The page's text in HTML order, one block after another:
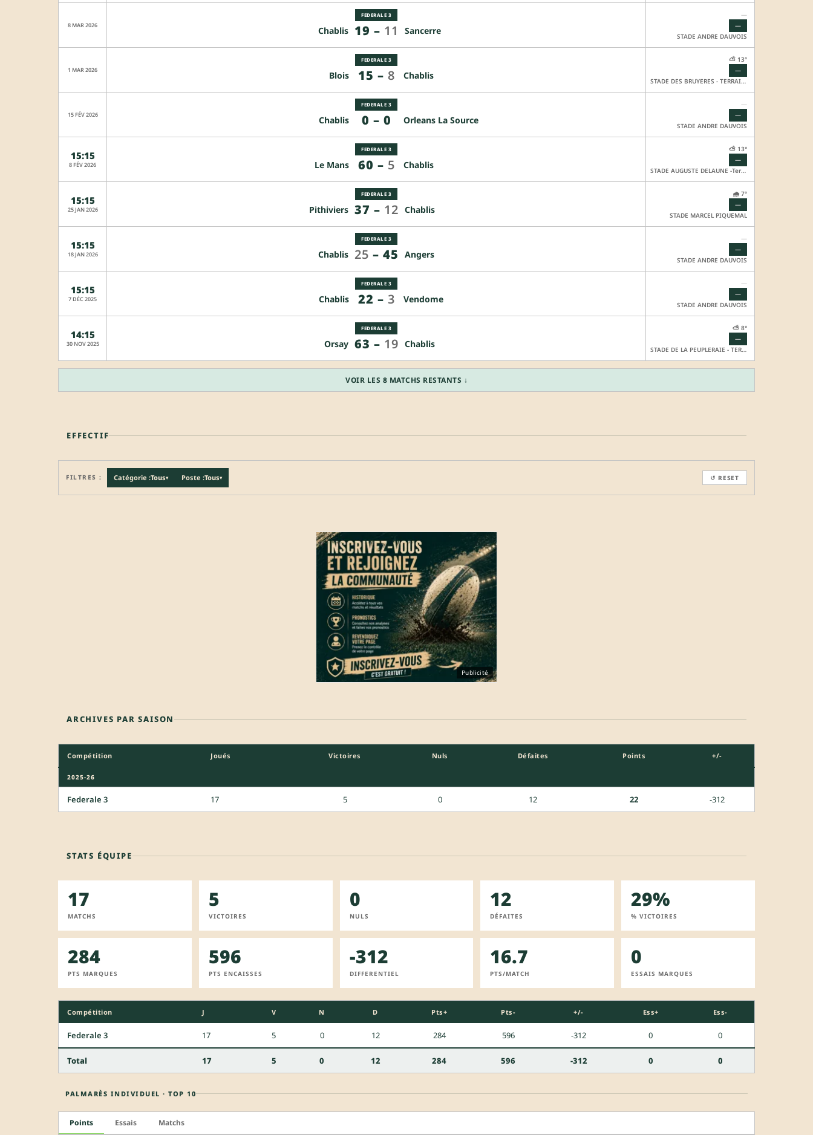
8 MAR 2026
FEDERALE 3
Chablis 19 – 11 Sancerre
—
—
STADE ANDRE DAUVOIS
1 MAR 2026
FEDERALE 3
Blois 15 – 8 Chablis
⛅ 13°
—
STADE DES BRUYERES - TERRAIN HONNEUR
15 FÉV 2026
FEDERALE 3
Chablis 0 – 0 Orleans La Source
—
—
STADE ANDRE DAUVOIS
15:15
8 FÉV 2026
FEDERALE 3
Le Mans 60 – 5 Chablis
⛅ 13°
—
STADE AUGUSTE DELAUNE -Terrain HONNEUR
15:15
25 JAN 2026
FEDERALE 3
Pithiviers 37 – 12 Chablis
🌧️ 7°
—
STADE MARCEL PIQUEMAL
15:15
18 JAN 2026
FEDERALE 3
Chablis 25 – 45 Angers
—
—
STADE ANDRE DAUVOIS
15:15
7 DÉC 2025
FEDERALE 3
Chablis 22 – 3 Vendome
—
—
STADE ANDRE DAUVOIS
14:15
30 NOV 2025
FEDERALE 3
Orsay 63 – 19 Chablis
⛅ 8°
—
STADE DE LA PEUPLERAIE - TERRAIN ANNEXE SYNTHÉTIQUE
VOIR LES 8 MATCHS RESTANTS ↓
EFFECTIF
FILTRES : Catégorie :Tous▾ Poste :Tous▾ ↺ RESET
Publicité
ARCHIVES PAR SAISON
Compétition Joués Victoires Nuls Défaites Points +/-
2025-26
Federale 3 17 5 0 12 22 -312
STATS ÉQUIPE
17
MATCHS
5
VICTOIRES
0
NULS
12
DÉFAITES
29%
% VICTOIRES
284
PTS MARQUES
596
PTS ENCAISSES
-312
DIFFERENTIEL
16.7
PTS/MATCH
0
ESSAIS MARQUES
Compétition J V N D Pts+ Pts- +/- Ess+ Ess-
Federale 3 17 5 0 12 284 596 -312 0 0
Total 17 5 0 12 284 596 -312 0 0
PALMARÈS INDIVIDUEL · TOP 10
Points Essais Matchs